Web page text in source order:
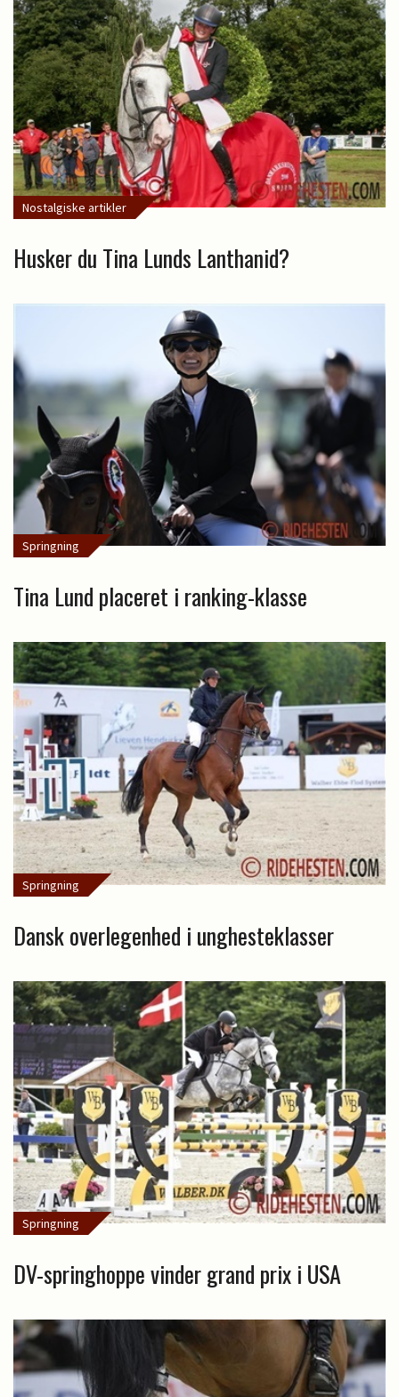
Nostalgiske artikler
Husker du Tina Lunds Lanthanid?
Springning
Tina Lund placeret i ranking-klasse
Springning
Dansk overlegenhed i unghesteklasser
Springning
DV-springhoppe vinder grand prix i USA